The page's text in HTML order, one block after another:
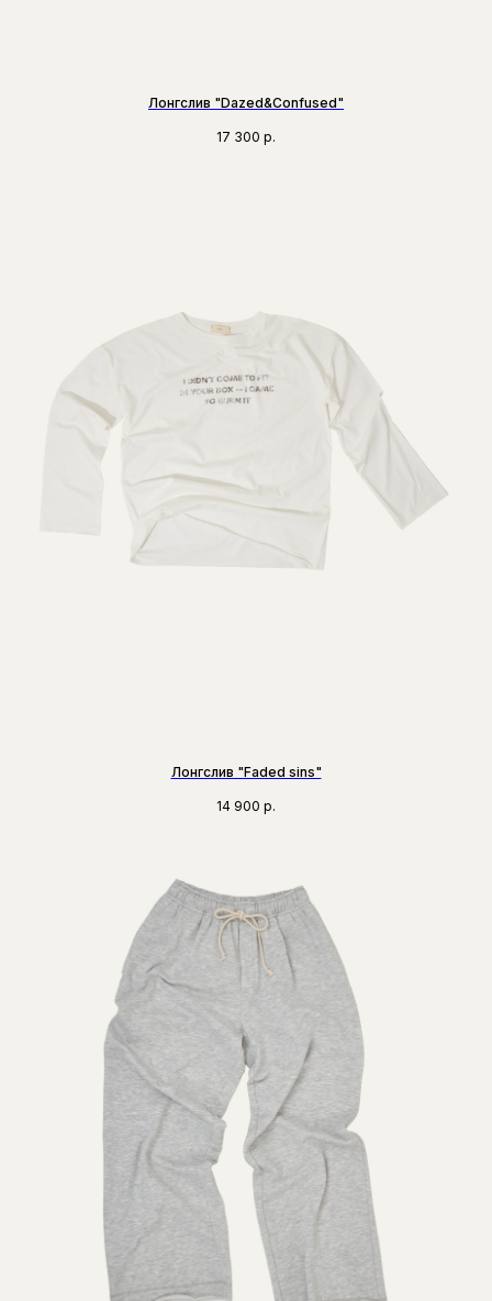
Лонгслив "Dazed&Confused"
17 300 р.
Лонгслив "Faded sins"
14 900 р.